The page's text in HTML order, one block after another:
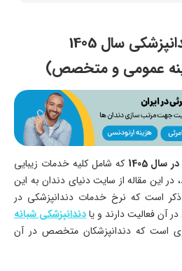
جدیدترین تعرفه دندانپزشکی سال 1405
عمومی و متخصص)
سال 1405
که شامل کلیه خدمات زیبایی
این مقاله از سایت دنیای دندان به این
است که نرخ خدمات دندانپزشکی در
آن فعالیت دارند و یادندانپزشکی شبانه
است که دندانپزشکان متخصص در آن